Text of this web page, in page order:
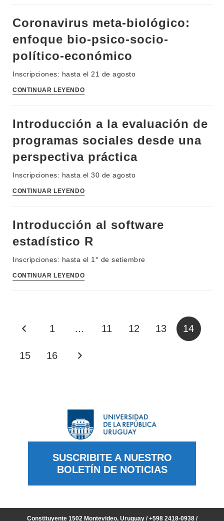
Coronavirus meta-biológico:
enfoque bio-psico-socio-
político-económico
Inscripciones: hasta el 21 de agosto
CONTINUAR LEYENDO
Introducción a la evaluación de
programas sociales desde una
perspectiva práctica
Inscripciones: hasta el 30 de agosto
CONTINUAR LEYENDO
Introducción al software
estadístico R
Inscripciones: hasta el 1° de setiembre
CONTINUAR LEYENDO
1 … 11 12 13 14
15 16
SUSCRIBITE A NUESTRO
BOLETÍN DE NOTICIAS
Constituyente 1502 Montevideo, Uruguay / +598 2418-0938 /